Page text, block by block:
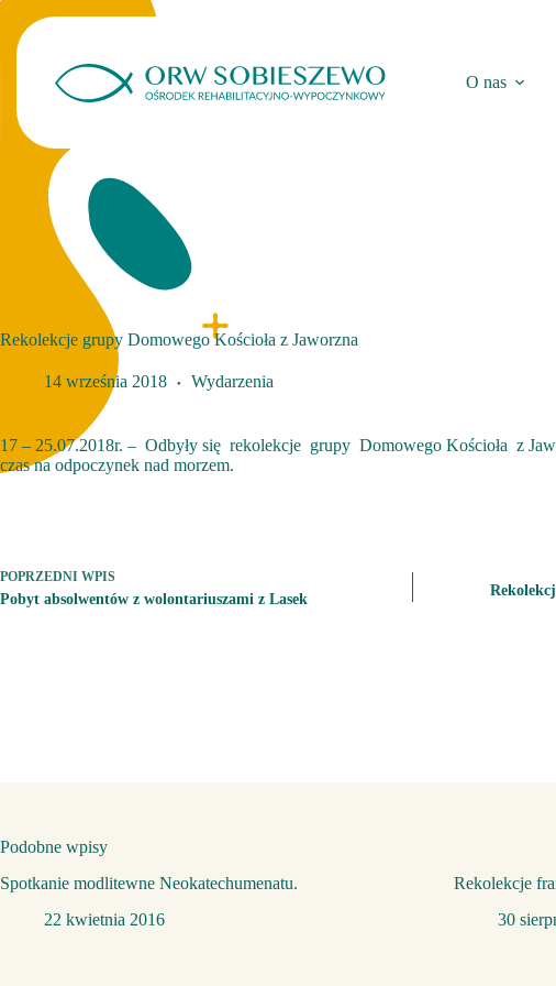
Przejdź
treści
O nas
Rekolekcje grupy Domowego Kościoła z Jaworzna
14 września 2018 Wydarzenia
17 – 25.07.2018r. – Odbyły się rekolekcje grupy Domowego Kościoła z
czas na odpoczynek nad morzem.
POPRZEDNI WPIS
Pobyt absolwentów z wolontariuszami z Lasek
Podobne wpisy
Spotkanie modlitewne Neokatechumenatu.
22 kwietnia 2016
Rekolekcje
30